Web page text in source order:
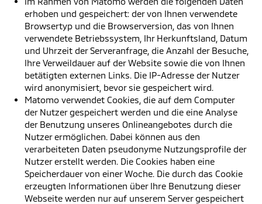
erhoben und gespeichert: der von Ihnen verwendete
Browsertyp und die Browserversion, das von Ihnen
verwendete Betriebssystem, Ihr Herkunftsland, Datum
und Uhrzeit der Serveranfrage, die Anzahl der Besuche,
Ihre Verweildauer auf der Website sowie die von Ihnen
betätigten externen Links. Die IP-Adresse der Nutzer
wird anonymisiert, bevor sie gespeichert wird.
Matomo verwendet Cookies, die auf dem Computer
der Nutzer gespeichert werden und die eine Analyse
der Benutzung unseres Onlineangebotes durch die
Nutzer ermöglichen. Dabei können aus den
verarbeiteten Daten pseudonyme Nutzungsprofile der
Nutzer erstellt werden. Die Cookies haben eine
Speicherdauer von einer Woche. Die durch das Cookie
erzeugten Informationen über Ihre Benutzung dieser
Webseite werden nur auf unserem Server gespeichert